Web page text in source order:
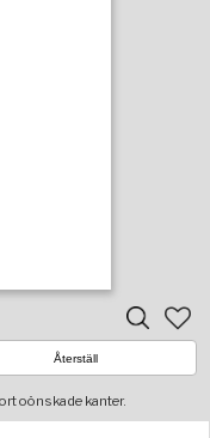
Återställ
oönskade kanter.